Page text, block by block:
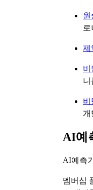
원
제
비
니
비
개
AI예
AI예측
멤버십